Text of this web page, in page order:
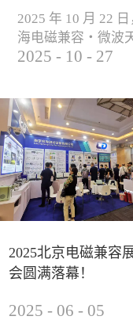
2025 年 10 月 22
海电磁兼容・微波
满落下帷幕。作为
研讨及产品展示等
跃探索合作空间，
了新动能。产品展
2025 - 10 - 27
2025北京电磁兼容
会圆满落幕！
2025 - 06 - 05